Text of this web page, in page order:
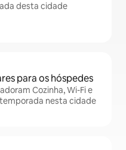
desta cidade
para os hóspedes
Cozinha, Wi-Fi e
nesta cidade